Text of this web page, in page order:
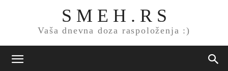
S M E H . R S
Vaša dnevna doza raspoloženja :)